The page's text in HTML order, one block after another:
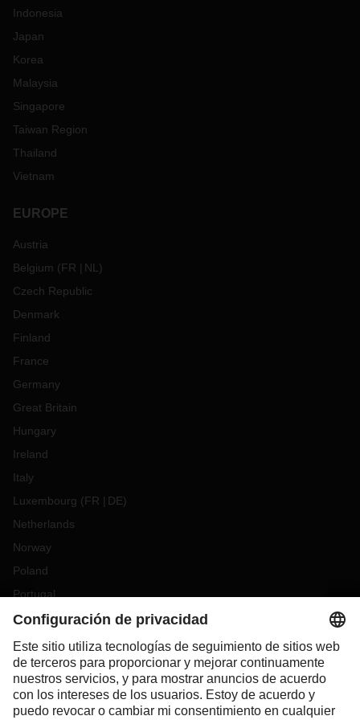
enormemente las reserva. La continua situación de
también requerirá que la carga que se necesita con más
urgencia tenga que ser cargada por vía aérea. DACHSER
ofrece capacidad premium regular con su propia red aérea,
- Chicago en ambas direcciones y la opción de conectarse a
otros aeropuertos de EE. UU.
Estamos en estrecho contacto con los transportistas y
proveedores de servicios a diario y hacemos todo lo posible
contacto habitual de DACHSER para que pueda
implementar la mejor solución logística para usted.
Indonesia
Japan
Korea
Malaysia
Singapore
Taiwan Region
Thailand
Vietnam
EUROPE
Austria
Belgium (FR NL )
Czech Republic
Denmark
Finland
France
Germany
Great Britain
Hungary
Ireland
Italy
Luxembourg (FR DE)
Netherlands
Norway
Poland
Portugal
Romania
Slovakia
Spain
Sweden
Switzerland(DE FR)